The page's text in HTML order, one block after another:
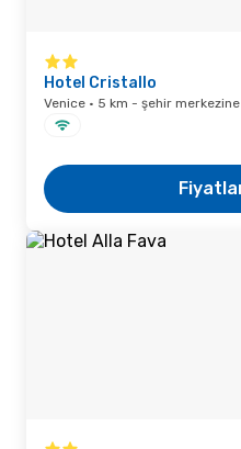
Hotel Cristallo
Venice · 5 km - şehir merkezine